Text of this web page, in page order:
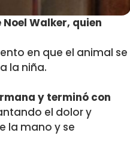
Noel Walker, quien
en que el animal se
la niña.
y terminó con
el dolor y
la mano y se